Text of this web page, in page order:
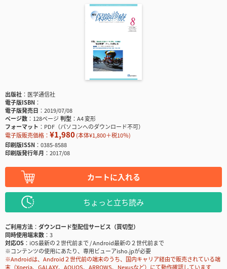
出版社
医学通信社
電子版ISBN
電子版発売日
2019/07/08
ページ数
128ページ判型
A4 変形
フォーマット
PDF（パソコンへのダウンロード不可）
電子版販売価格： ¥1,980(本体¥1,800＋税10％)
印刷版ISSN
0385-8588
印刷版発行年月
2017/08
カートに入れる
ちょっと立ち読み
ご利用方法
ダウンロード型配信サービス（買切型）
同時使用端末数
3
対応OS
iOS最新の２世代前まで / Android最新の２世代前まで
※コンテンツの使用にあたり、専用ビューアisho.jpが必要
※Androidは、Android２世代前の端末のうち、国内キャリア経由で販売されている端
末（Xperia、GALAXY、AQUOS、ARROWS、Nexusなど）にて動作確認しています